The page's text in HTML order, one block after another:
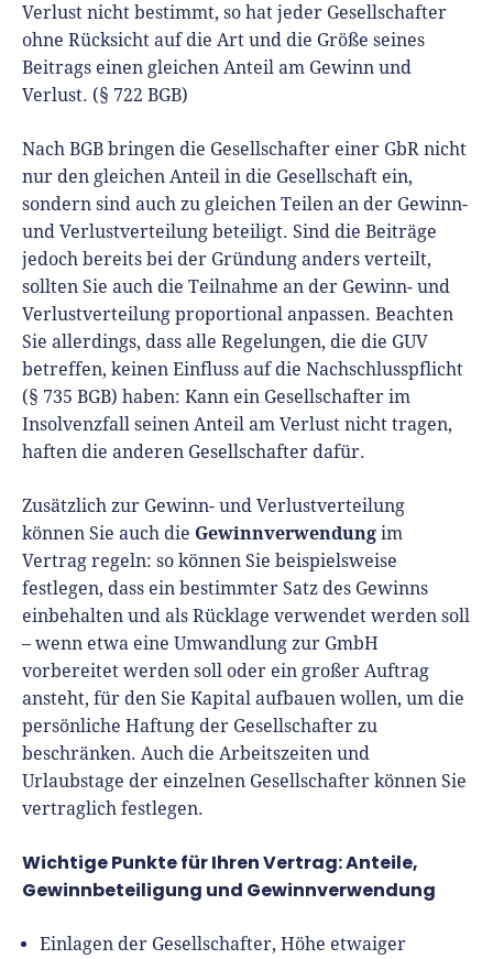
Verlust nicht bestimmt, so hat jeder Gesellschafter
ohne Rücksicht auf die Art und die Größe seines
Beitrags einen gleichen Anteil am Gewinn und
Verlust. (§ 722 BGB)
Nach BGB bringen die Gesellschafter einer GbR nicht
nur den gleichen Anteil in die Gesellschaft ein,
sondern sind auch zu gleichen Teilen an der Gewinn-
und Verlustverteilung beteiligt. Sind die Beiträge
jedoch bereits bei der Gründung anders verteilt,
sollten Sie auch die Teilnahme an der Gewinn- und
Verlustverteilung proportional anpassen. Beachten
Sie allerdings, dass alle Regelungen, die die GUV
betreffen, keinen Einfluss auf die Nachschlusspflicht
(§ 735 BGB) haben: Kann ein Gesellschafter im
Insolvenzfall seinen Anteil am Verlust nicht tragen,
haften die anderen Gesellschafter dafür.
Zusätzlich zur Gewinn- und Verlustverteilung
können Sie auch die Gewinnverwendung im
Vertrag regeln: so können Sie beispielsweise
festlegen, dass ein bestimmter Satz des Gewinns
einbehalten und als Rücklage verwendet werden soll
– wenn etwa eine Umwandlung zur GmbH
vorbereitet werden soll oder ein großer Auftrag
ansteht, für den Sie Kapital aufbauen wollen, um die
persönliche Haftung der Gesellschafter zu
beschränken. Auch die Arbeitszeiten und
Urlaubstage der einzelnen Gesellschafter können Sie
vertraglich festlegen.
Wichtige Punkte für Ihren Vertrag: Anteile,
Gewinnbeteiligung und Gewinnverwendung
Einlagen der Gesellschafter, Höhe etwaiger